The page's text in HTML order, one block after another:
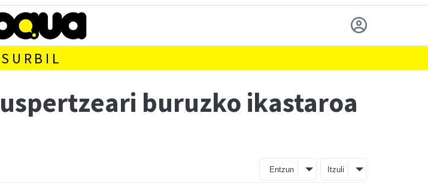
buruzko ikastaroa
Entzun Itzuli